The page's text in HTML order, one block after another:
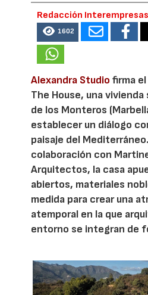
Redacción Interempresas
1602
Alexandra Studio firma
The House, una
de los Monteros
establecer un diálogo
paisaje del
colaboración con
Arquitectos, la casa
abiertos, materiales
medida para crear una
atemporal en la que
entorno se integran de